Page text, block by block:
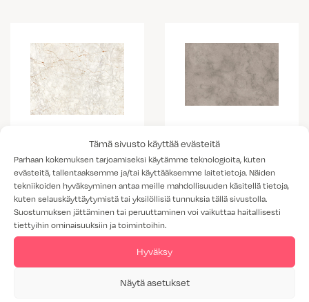
Tämä sivusto käyttää evästeitä
Parhaan kokemuksen tarjoamiseksi käytämme teknologioita, kuten
evästeitä, tallentaaksemme ja/tai käyttääksemme laitetietoja. Näiden
tekniikoiden hyväksyminen antaa meille mahdollisuuden käsitellä tietoja,
kuten selauskäyttäytymistä tai yksilöllisiä tunnuksia tällä sivustolla.
Suostumuksen jättäminen tai peruuttaminen voi vaikuttaa haitallisesti
tiettyihin ominaisuuksiin ja toimintoihin.
Hyväksy
Näytä asetukset
K703 Portobello
marmorikuvio
K538 vaalea
kallio